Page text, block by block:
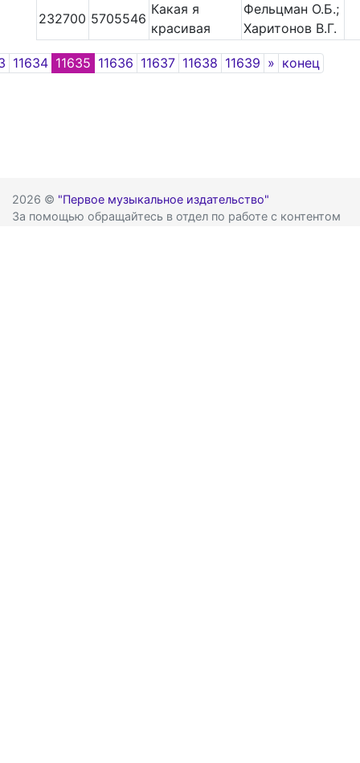
232700 5705546
Какая я
красивая
Фельцман О.Б.;
Харитонов В.Г.
11634 11635 11636 11637 11638 11639 » Next
конец
2026 © "Первое музыкальное издательство"
За помощью обращайтесь в отдел по работе с контентом